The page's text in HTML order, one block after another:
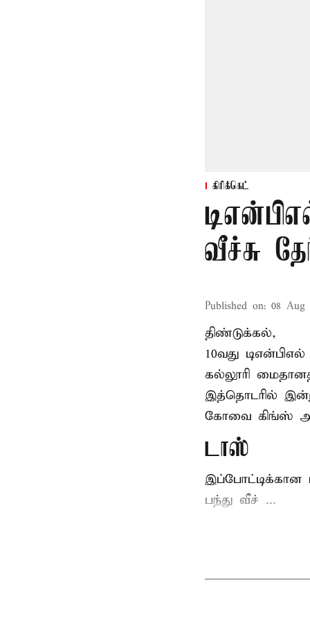
கிரிக்கெட்
வீச்சு
Published on: 08 Aug
திண்டுக்கல்,
10வது
கல்லூரி
இத்தொடரில்
கோவை கிங்ஸ்
டாஸ்
இப்போட்டிக்கான
பந்து வீச் ...